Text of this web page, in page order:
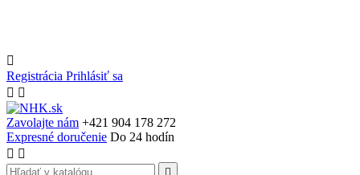

Registrácia Prihlásiť sa
 
Zavolajte nám +421 904 178 272
Expresné doručenie Do 24 hodín
 
